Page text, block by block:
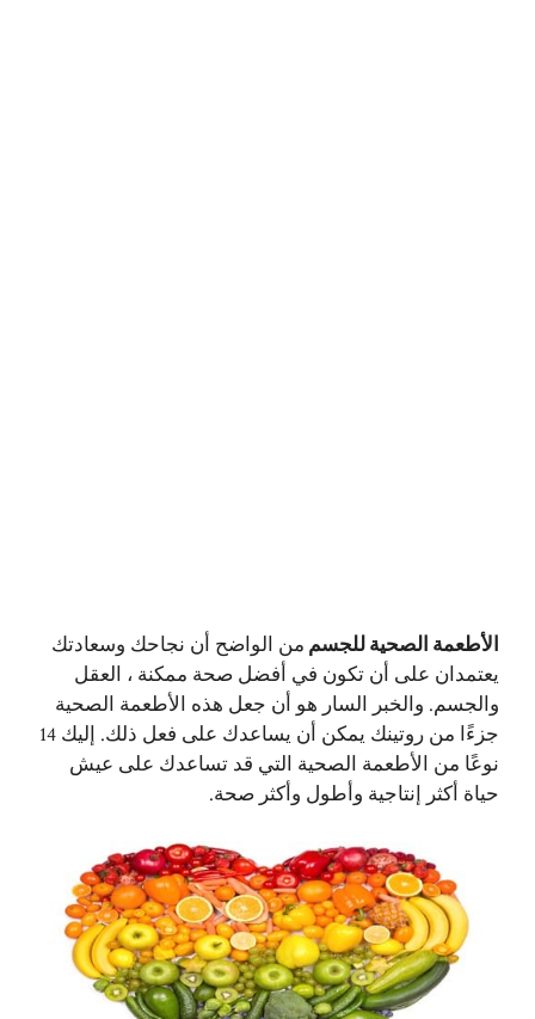
الأطعمة الصحية للجسم من الواضح أن نجاحك وسعادتك
يعتمدان على أن تكون في أفضل صحة ممكنة ، العقل
والجسم. والخبر السار هو أن جعل هذه الأطعمة الصحية
جزءًا من روتينك يمكن أن يساعدك على فعل ذلك. إليك 14
نوعًا من الأطعمة الصحية التي قد تساعدك على عيش
حياة أكثر إنتاجية وأطول وأكثر صحة.